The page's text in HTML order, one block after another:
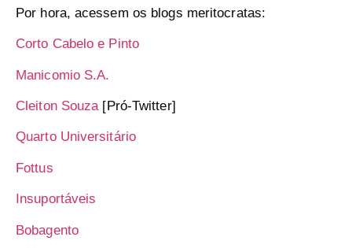
Por hora, acessem os blogs meritocratas:
Corto Cabelo e Pinto
Manicomio S.A.
Cleiton Souza[Pró-Twitter]
Quarto Universitário
Fottus
Insuportáveis
Bobagento